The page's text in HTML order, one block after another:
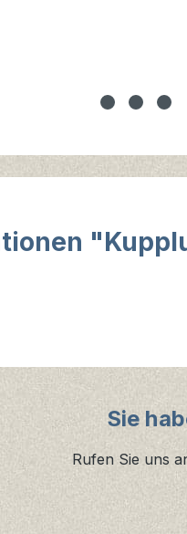
Sie
Rufen Sie uns